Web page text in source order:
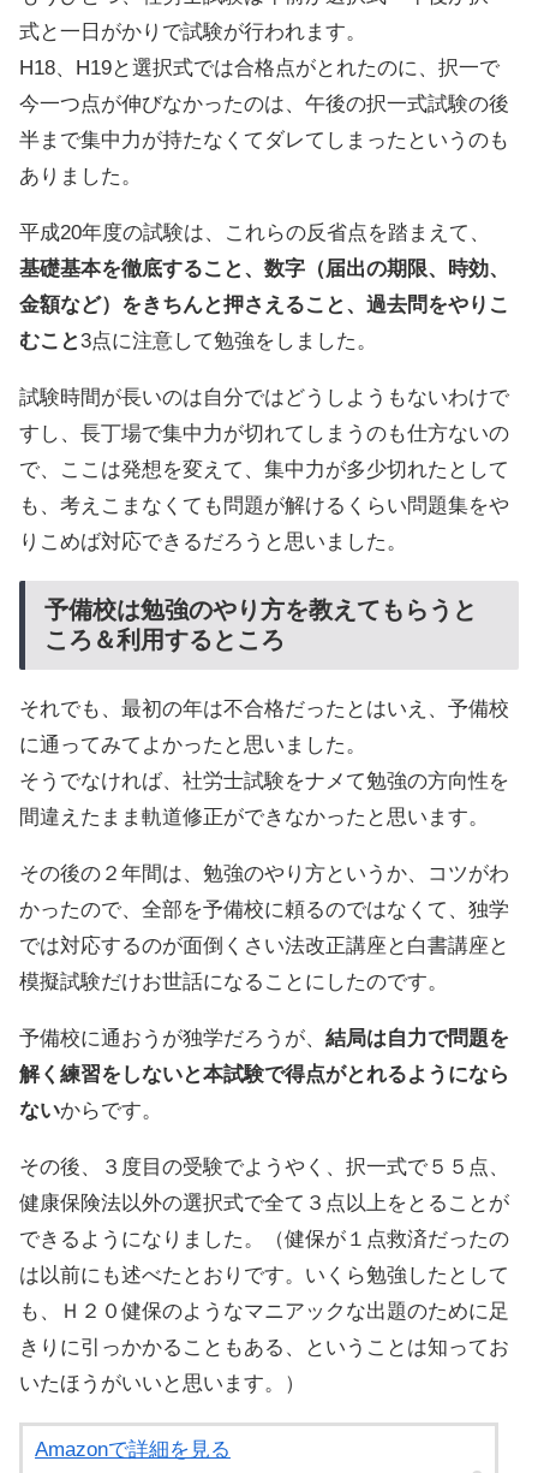
式と一日がかりで試験が行われます。
H18、H19と選択式では合格点がとれたのに、択一で
今一つ点が伸びなかったのは、午後の択一式試験の後
半まで集中力が持たなくてダレてしまったというのも
ありました。
平成20年度の試験は、これらの反省点を踏まえて、
基礎基本を徹底すること、数字（届出の期限、時効、
金額など）をきちんと押さえること、過去問をやりこ
むこと3点に注意して勉強をしました。
試験時間が長いのは自分ではどうしようもないわけで
すし、長丁場で集中力が切れてしまうのも仕方ないの
で、ここは発想を変えて、集中力が多少切れたとして
も、考えこまなくても問題が解けるくらい問題集をや
りこめば対応できるだろうと思いました。
予備校は勉強のやり方を教えてもらうと
ころ＆利用するところ
それでも、最初の年は不合格だったとはいえ、予備校
に通ってみてよかったと思いました。
そうでなければ、社労士試験をナメて勉強の方向性を
間違えたまま軌道修正ができなかったと思います。
その後の２年間は、勉強のやり方というか、コツがわ
かったので、全部を予備校に頼るのではなくて、独学
では対応するのが面倒くさい法改正講座と白書講座と
模擬試験だけお世話になることにしたのです。
予備校に通おうが独学だろうが、 結局は自力で問題を
解く練習をしないと本試験で得点がとれるようになら
ないからです。
その後、３度目の受験でようやく、択一式で５５点、
健康保険法以外の選択式で全て３点以上をとることが
できるようになりました。（健保が１点救済だったの
は以前にも述べたとおりです。いくら勉強したとして
も、Ｈ２０健保のようなマニアックな出題のために足
きりに引っかかることもある、ということは知ってお
いたほうがいいと思います。）
Amazonで詳細を見る